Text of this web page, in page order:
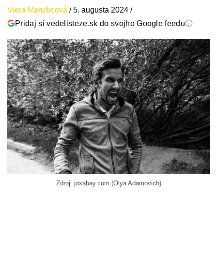
Viera Marušicová /5. augusta 2024 /
Pridaj si vedelisteze.sk do svojho Google feedu
Zdroj: pixabay.com (Olya Adamovich)